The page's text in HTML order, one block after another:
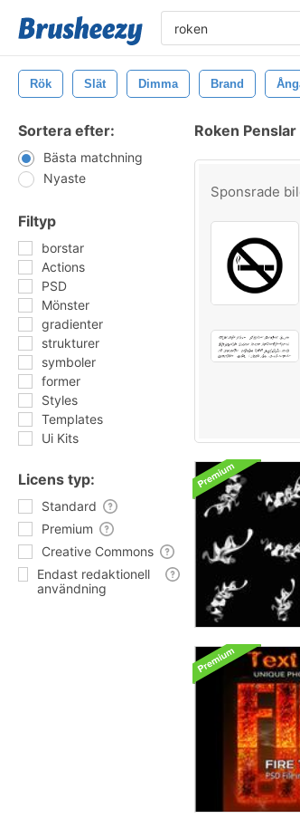
Rök Slät Dimma Brand
Sortera efter:
Bästa matchning
Nyaste
Filtyp
borstar
Actions
PSD
Mönster
gradienter
strukturer
symboler
former
Styles
Templates
Ui Kits
Licens typ:
Standard
Premium
Creative Commons
Endast redaktionell
användning
Roken Penslar
Sponsrade